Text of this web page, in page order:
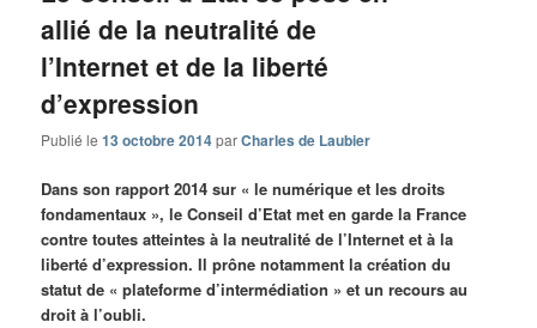
allié de la neutralité de
l’Internet et de la liberté
d’expression
Publié le13 octobre 2014parCharles de Laubier
Dans son rapport 2014 sur « le numérique et les droits
fondamentaux », le Conseil d’Etat met en garde la France
contre toutes atteintes à la neutralité de l’Internet et à la
liberté d’expression. Il prône notamment la création du
statut de « plateforme d’intermédiation » et un recours au
droit à l’oubli.